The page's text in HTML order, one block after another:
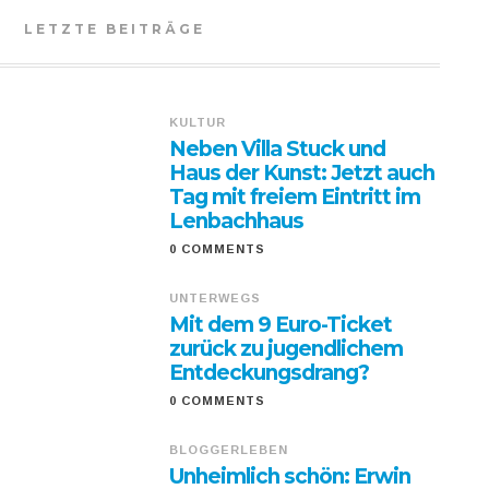
LETZTE BEITRÄGE
KULTUR
Neben Villa Stuck und
Haus der Kunst: Jetzt auch
Tag mit freiem Eintritt im
Lenbachhaus
0 COMMENTS
UNTERWEGS
Mit dem 9 Euro-Ticket
zurück zu jugendlichem
Entdeckungsdrang?
0 COMMENTS
BLOGGERLEBEN
Unheimlich schön: Erwin